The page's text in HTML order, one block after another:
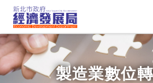
要
內
區
:::
製造業數位